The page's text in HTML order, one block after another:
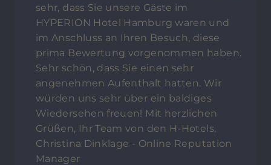
sehr, dass Sie unsere Gäste im
HYPERION Hotel Hamburg waren und
im Anschluss an Ihren Besuch, diese
prima Bewertung vorgenommen haben.
Sehr schön, dass Sie einen sehr
angenehmen Aufenthalt hatten. Wir
würden uns sehr über ein baldiges
Wiedersehen freuen! Mit herzlichen
Grüßen, Ihr Team von den H-Hotels,
Christina Dinklage - Online Reputation
Manager